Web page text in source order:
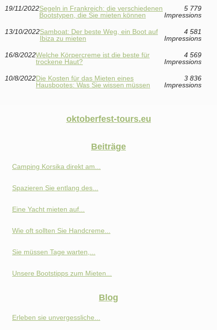
19/11/2022Segeln in Frankreich: die verschiedenen
Bootstypen, die Sie mieten können
5 779
Impressions
13/10/2022Samboat: Der beste Weg, ein Boot auf
Ibiza zu mieten
4 581
Impressions
16/8/2022Welche Körpercreme ist die beste für
trockene Haut?
4 569
Impressions
10/8/2022Die Kosten für das Mieten eines
Hausbootes: Was Sie wissen müssen
3 836
Impressions
oktoberfest-tours.eu
Beiträge
Camping Korsika direkt am...
Spazieren Sie entlang des...
Eine Yacht mieten auf...
Wie oft sollten Sie Handcreme...
Sie müssen Tage warten,...
Unsere Bootstipps zum Mieten...
Blog
Erleben sie unvergessliche...